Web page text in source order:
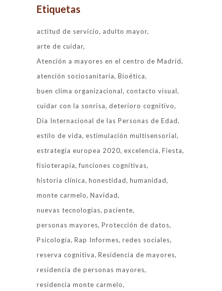
Etiquetas
actitud de servicio
adulto mayor
arte de cuidar
Atención a mayores en el centro de Madrid
atención sociosanitaria Bioética
buen clima organizacional contacto visual
cuidar con la sonrisa deterioro cognitivo
Día Internacional de las Personas de Edad
estilo de vida estimulación multisensorial
estrategia europea 2020 excelencia Fiesta
fisioterapia funciones cognitivas
historia clínica honestidad humanidad
monte carmelo Navidad
nuevas tecnologías paciente
personas mayores Protección de datos
Psicología Rap Informes redes sociales
reserva cognitiva Residencia de mayores
residencia de personas mayores
residencia monte carmelo